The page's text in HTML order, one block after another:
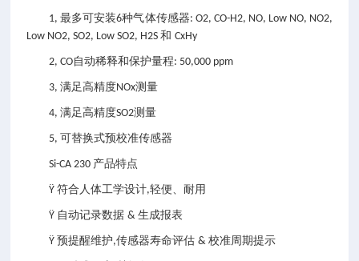
1,最多可安装6种气体传感器: O2, CO-H2, NO, Low NO, NO2,
Low NO2, SO2, Low SO2, H2S和CxHy
2, CO自动稀释和保护量程: 50,000 ppm
3,满足高精度NOx测量
4,满足高精度SO2测量
5, 可替换式预校准传感器
Si-CA 230 产品特点
Ÿ符合人体工学设计,轻便、耐用
Ÿ 自动记录数据&生成报表
Ÿ预提醒维护,传感器寿命评估&校准周期提示